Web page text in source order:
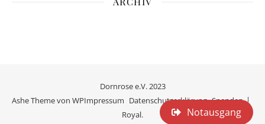
Notausgang
Dornrose e.V. 2023
Impressum Datenschutzerklärung Spenden
Ashe Theme von WP
Royal.